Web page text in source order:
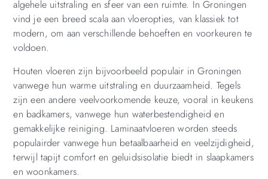
algehele uitstraling en sfeer van een ruimte. In Groningen
vind je een breed scala aan vloeropties, van klassiek tot
modern, om aan verschillende behoeften en voorkeuren te
voldoen.
Houten vloeren zijn bijvoorbeeld populair in Groningen
vanwege hun warme uitstraling en duurzaamheid. Tegels
zijn een andere veelvoorkomende keuze, vooral in keukens
en badkamers, vanwege hun waterbestendigheid en
gemakkelijke reiniging. Laminaatvloeren worden steeds
populairder vanwege hun betaalbaarheid en veelzijdigheid,
terwijl tapijt comfort en geluidsisolatie biedt in slaapkamers
en woonkamers.